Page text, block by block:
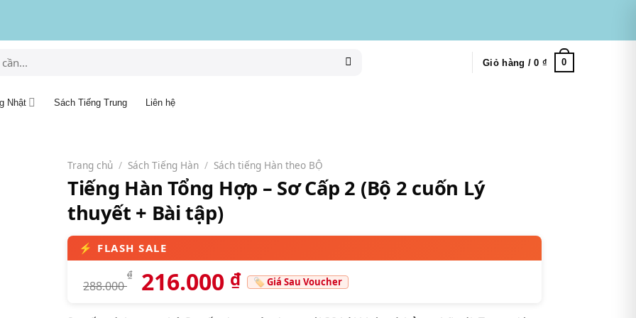
Giỏ hàng /0 ₫ 0
Nhật Sách Tiếng Trung Liên hệ
Trang chủ / Sách Tiếng Hàn / Sách tiếng Hàn theo BỘ
Tiếng Hàn Tổng Hợp – Sơ Cấp 2 (Bộ 2 cuốn Lý
thuyết + Bài tập)
288.000
₫ 216.000 ₫